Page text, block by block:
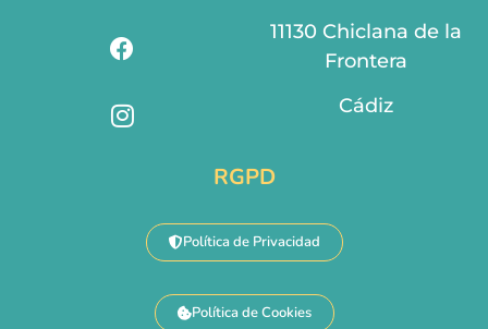
11130 Chiclana de la
Frontera
Cádiz
RGPD
Política de Privacidad
Política de Cookies